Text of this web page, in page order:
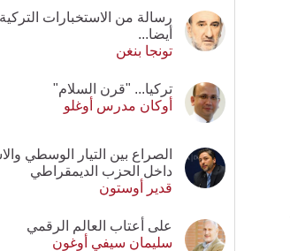
أيضا...
تونجا بنغن
تركيا... "قرن السلام"
أوكان مدرس أوغلو
الصراع بين التيار الوسطي
داخل الحزب الديمقراطي
قدير أوستون
على أعتاب العالم الرقمي
سليمان سيفي أوغون